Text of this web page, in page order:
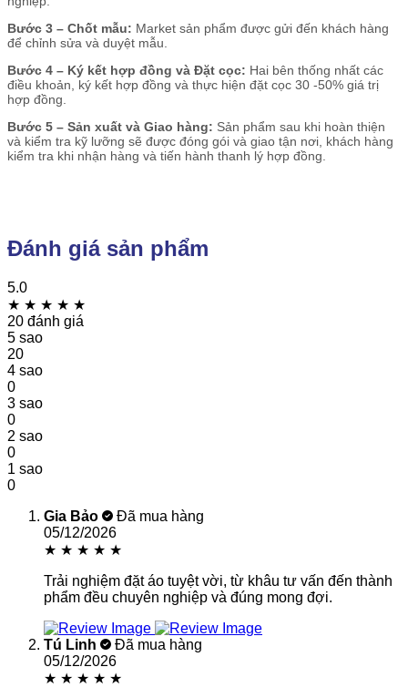
Bước 3 – Chốt mẫu: Market sản phẩm được gửi đến khách hàng
để chỉnh sửa và duyệt mẫu.
Bước 4 – Ký kết hợp đồng và Đặt cọc: Hai bên thống nhất các
điều khoản, ký kết hợp đồng và thực hiện đặt cọc 30 -50% giá trị
hợp đồng.
Bước 5 – Sản xuất và Giao hàng: Sản phẩm sau khi hoàn thiện
và kiểm tra kỹ lưỡng sẽ được đóng gói và giao tận nơi, khách hàng
kiểm tra khi nhận hàng và tiến hành thanh lý hợp đồng.
Đánh giá sản phẩm
5.0
★ ★ ★ ★ ★
20 đánh giá
5 sao
20
4 sao
0
3 sao
0
2 sao
0
1 sao
0
Gia Bảo
Đã mua hàng
05/12/2026
★ ★ ★ ★ ★
Trải nghiệm đặt áo tuyệt vời, từ khâu tư vấn đến thành
phẩm đều chuyên nghiệp và đúng mong đợi.
Tú Linh
Đã mua hàng
05/12/2026
★ ★ ★ ★ ★